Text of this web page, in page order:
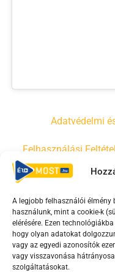
A legjobb felhasználói
használunk, mint a cookie-k
elérésére. Ezen
hogy olyan adatokat
vagy az egyedi azonosítók
vagy visszavonása
szolgáltatásokat.
Adatvédelmi
Felhasználási
Irányelvek
F
a
c
Y
o
u
T
i
k